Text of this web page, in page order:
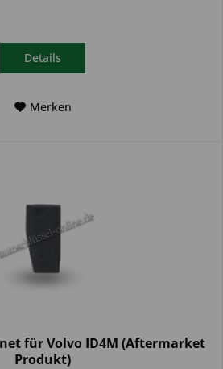
Details
Merken
für Volvo ID4M (Aftermarket
Produkt)